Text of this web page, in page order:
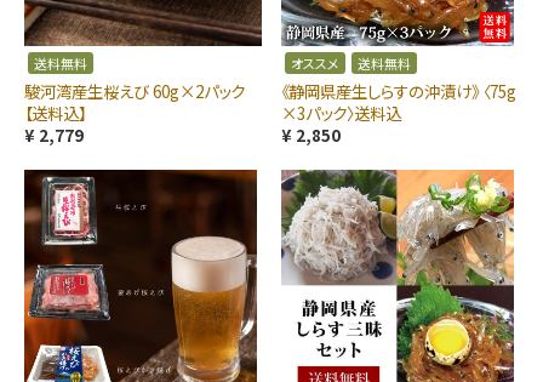
送料無料
駿河湾産生桜えび 60g×2パック
【送料込】
¥ 2,779
オススメ 送料無料
《静岡県産生しらすの沖漬け》 〈75g
×3パック〉送料込
¥ 2,850